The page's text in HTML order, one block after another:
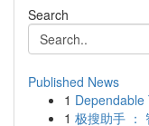
Search
Published News
1 Dependable
1 极搜助手 ：